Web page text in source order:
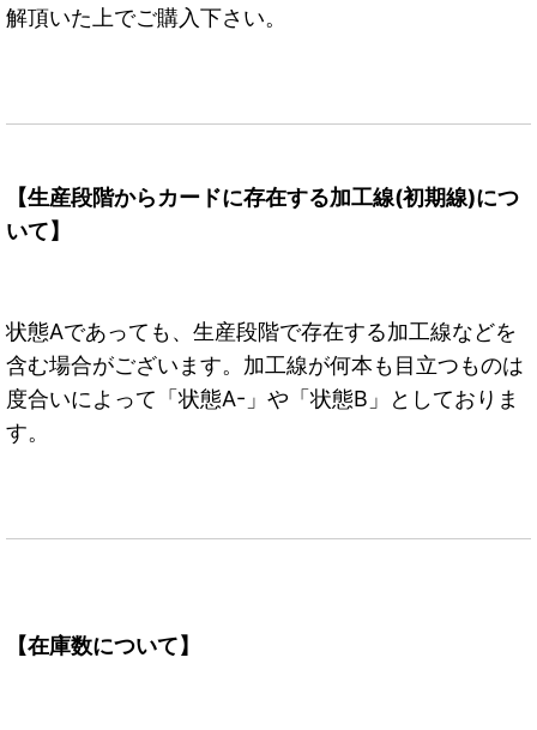
解頂いた上でご購入下さい。
【生産段階からカードに存在する加工線(初期線)につ
いて】
状態Aであっても、生産段階で存在する加工線などを
含む場合がございます。加工線が何本も目立つものは
度合いによって「状態A-」や「状態B」としておりま
す。
【在庫数について】